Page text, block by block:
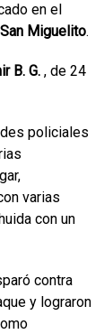
en el
San Miguelito.
B. G., de 24
policiales
varias
con un
contra
y lograron